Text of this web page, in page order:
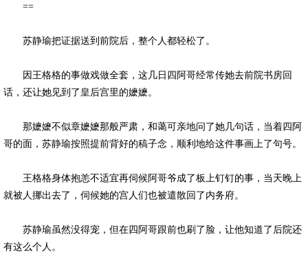
==
苏静瑜把证据送到前院后，整个人都轻松了。
因王格格的事做戏做全套，这几日四阿哥经常传她去前院书房回
话，还让她见到了皇后宫里的嬷嬷。
那嬷嬷不似章嬷嬷那般严肃，和蔼可亲地问了她几句话，当着四阿
哥的面，苏静瑜按照提前背好的稿子念，顺利地给这件事画上了句号。
王格格身体抱恙不适宜再伺候阿哥爷成了板上钉钉的事，当天晚上
就被人挪出去了，伺候她的宫人们也被遣散回了内务府。
苏静瑜虽然没得宠，但在四阿哥跟前也刷了脸，让他知道了后院还
有这么个人。